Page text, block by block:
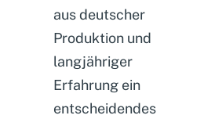
aus deutscher
Produktion und
langjähriger
Erfahrung ein
entscheidendes